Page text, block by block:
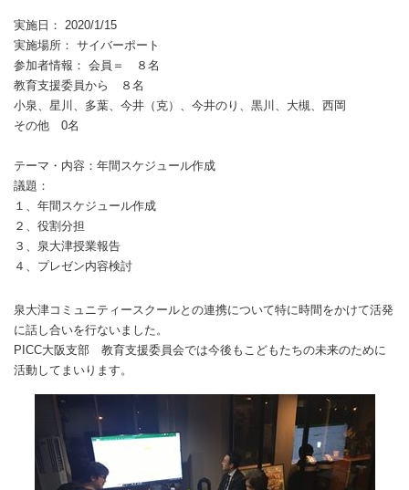
実施日： 2020/1/15
実施場所： サイバーポート
参加者情報： 会員＝ ８名
教育支援委員から ８名
小泉、星川、多葉、今井（克）、今井のり、黒川、大槻、西岡
その他 0名
テーマ・内容：年間スケジュール作成
議題：
１、年間スケジュール作成
２、役割分担
３、泉大津授業報告
４、プレゼン内容検討
泉大津コミュニティースクールとの連携について特に時間をかけて活発
に話し合いを行ないました。
PICC大阪支部 教育支援委員会では今後もこどもたちの未来のために
活動してまいります。